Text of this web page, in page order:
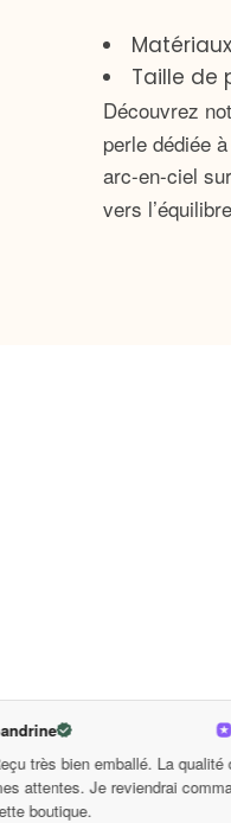
Taille de
Découvrez
perle dédiée
arc-en-ciel
vers
En enfilant
exprimant
La qualité dépasse
commander sur
Un
La